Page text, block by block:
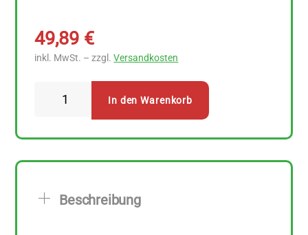
49,89 €
inkl. MwSt. – zzgl.Versandkosten
In den Warenkorb
Beschreibung